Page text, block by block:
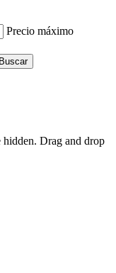
Precio máximo
Buscar
Drag and drop